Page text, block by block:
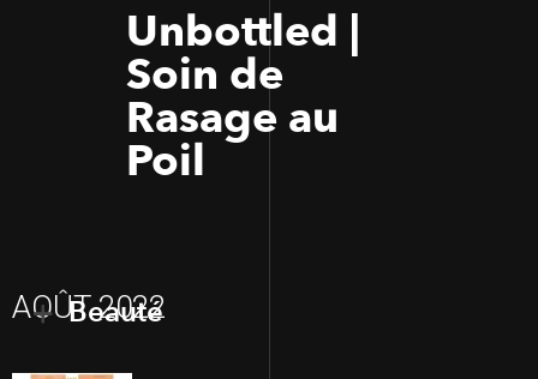
Unbottled |
Soin de
Rasage au
Poil
AOÛT 2022
Beauté